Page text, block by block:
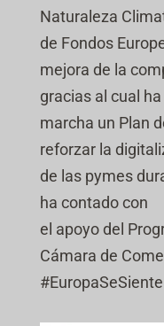
s
i
a
s
i
c
a
c
ó
n
*
i
a
s
i
f
c
a
i
ó
(
c
p
i
)
Naturaleza
de Fondos
mejora de la
gracias al cual
marcha un Plan
reforzar la
de las pymes
ha contado con
el apoyo del
Cámara de
#EuropaSeSiente